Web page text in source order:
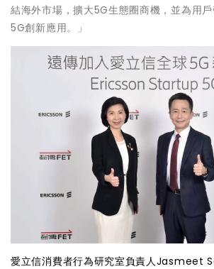
結海外市場，擴大5G生態圈商機，並為用
5G創新應用。」
愛立信消費者行為研究室負責人Jasmeet